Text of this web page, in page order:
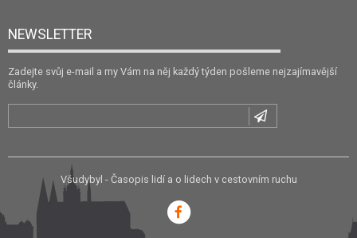
NEWSLETTER
Zadejte svůj e-mail a my Vám na něj každý týden pošleme nejzajímavější
články.
Všudybyl - Časopis lidí a o lidech v cestovním ruchu